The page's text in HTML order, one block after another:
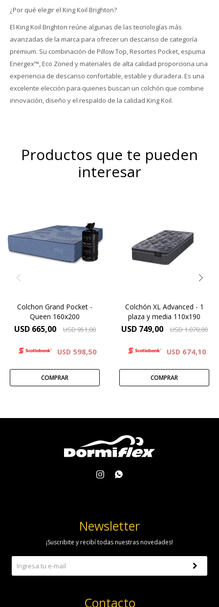
¿Por qué elegir el King Koil Brighton?
El King Koil Brighton reúne algunas de las tecnologías más
avanzadas de la marca para ofrecer un descanso de categoría
premium. Su combinación de Pillow Top, Resortes Pocket, espuma
Energex™, Eco Zoned y materiales de alta calidad proporciona una
experiencia de descanso confortable, estable y duradera. Es una
excelente elección para quienes buscan un colchón que combine
innovación, diseño y el respaldo de la calidad King Koil.
Productos que te pueden
interesar
Pocket premium que llega
compactado en bolsa y
entra donde otros no
entran.Lo movés sin
esfuerzo. Lo abrís. Se
expande. Y aparece un
verdadero King Koil de 30
Colchon Grand Pocket -
Queen 160x200
USD 665,00 USD951,00
USD 598,50
tejido de punto
matelaseado. Resortes LFK
combinados con espuma
viscoelástica.Altura de
colchón 29 cm.
Colchón XL Advanced - 1
plaza y media 110x190
USD 749,00 USD1.070,00
USD 674,10
 
Contacto
Newsletter
¡Suscribite y recibí todas nuestras novedades!